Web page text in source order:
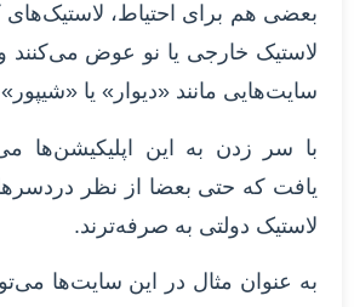
بعضی هم برای احتیاط، لاستیک‌های
لاستیک خارجی یا نو عوض می‌کنند و
سایت‌هایی مانند «دیوار» یا
با سر زدن به این اپلیکیشن‌ها
یافت که حتی بعضا از نظر
لاستیک دولتی به صرفه‌ترند.
به عنوان مثال در این سایت‌ها